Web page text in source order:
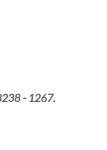
- 1267.